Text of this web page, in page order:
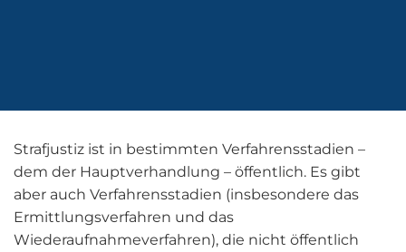
Strafjustiz ist in bestimmten Verfahrensstadien –
dem der Hauptverhandlung – öffentlich. Es gibt
aber auch Verfahrensstadien (insbesondere das
Ermittlungsverfahren und das
Wiederaufnahmeverfahren), die nicht öffentlich